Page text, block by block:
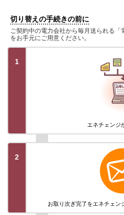
切り替えの手続きの前に
ご契約中の電力会社から毎月送られる「
をお手元にご用意ください。
1
エネチェンジ
2
お取り次ぎ完了をエネチェン